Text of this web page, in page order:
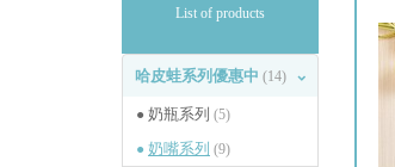
List of products
哈皮蛙系列優惠中 (14)
奶瓶系列 (5)
奶嘴系列 (9)